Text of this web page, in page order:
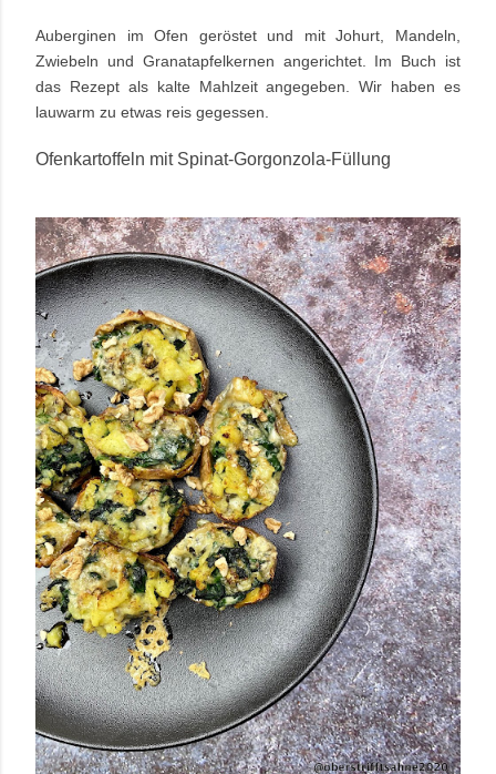
Auberginen im Ofen geröstet und mit Johurt, Mandeln,
Zwiebeln und Granatapfelkernen angerichtet. Im Buch ist
das Rezept als kalte Mahlzeit angegeben. Wir haben es
lauwarm zu etwas reis gegessen.
Ofenkartoffeln mit Spinat-Gorgonzola-Füllung